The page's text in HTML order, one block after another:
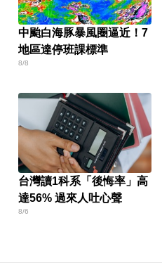
中颱白海豚暴風圈逼近！7
地區達停班課標準
8/8
台灣讀1科系「後悔率」高
達56% 過來人吐心聲
8/6